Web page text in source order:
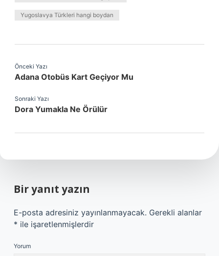
Yugoslavya Türkleri hangi boydan
Önceki Yazı
Adana Otobüs Kart Geçiyor Mu
Sonraki Yazı
Dora Yumakla Ne Örülür
Bir yanıt yazın
E-posta adresiniz yayınlanmayacak. Gerekli alanlar
* ile işaretlenmişlerdir
Yorum